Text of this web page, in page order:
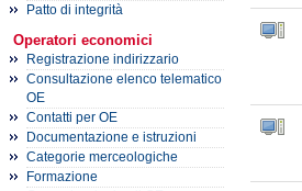
Patto di integrità
Operatori economici
Registrazione indirizzario
Consultazione elenco telematico
OE
Contatti per OE
Documentazione e istruzioni
Categorie merceologiche
Formazione